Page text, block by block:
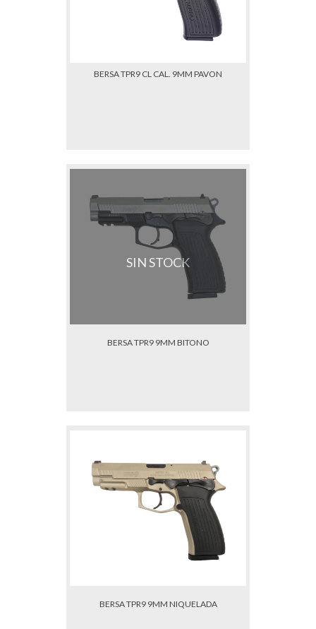
BERSA TPR9 CL CAL. 9MM PAVON
SIN STOCK
BERSA TPR9 9MM BITONO
BERSA TPR9 9MM NIQUELADA